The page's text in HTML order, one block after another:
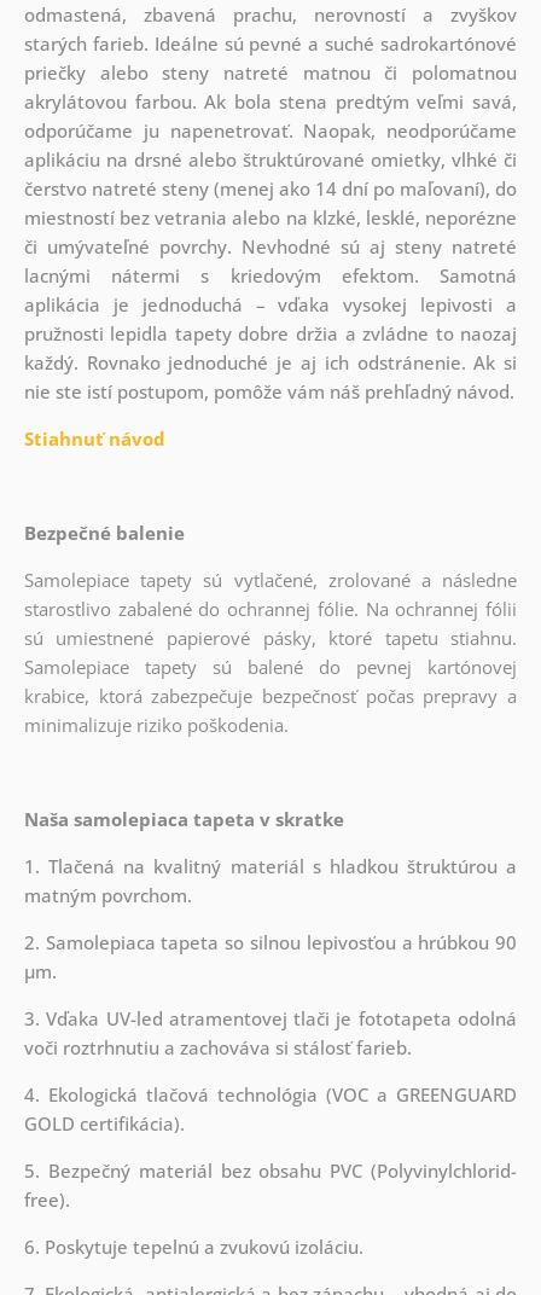
odmastená, zbavená prachu, nerovností a zvyškov
starých farieb. Ideálne sú pevné a suché sadrokartónové
priečky alebo steny natreté matnou či polomatnou
akrylátovou farbou. Ak bola stena predtým veľmi savá,
odporúčame ju napenetrovať. Naopak, neodporúčame
aplikáciu na drsné alebo štruktúrované omietky, vlhké či
čerstvo natreté steny (menej ako 14 dní po maľovaní), do
miestností bez vetrania alebo na klzké, lesklé, neporézne
či umývateľné povrchy. Nevhodné sú aj steny natreté
lacnými nátermi s kriedovým efektom. Samotná
aplikácia je jednoduchá – vďaka vysokej lepivosti a
pružnosti lepidla tapety dobre držia a zvládne to naozaj
každý. Rovnako jednoduché je aj ich odstránenie. Ak si
nie ste istí postupom, pomôže vám náš prehľadný návod.
Stiahnuť návod
Bezpečné balenie
Samolepiace tapety sú vytlačené, zrolované a následne
starostlivo zabalené do ochrannej fólie. Na ochrannej fólii
sú umiestnené papierové pásky, ktoré tapetu stiahnu.
Samolepiace tapety sú balené do pevnej kartónovej
krabice, ktorá zabezpečuje bezpečnosť počas prepravy a
minimalizuje riziko poškodenia.
Naša samolepiaca tapeta v skratke
1. Tlačená na kvalitný materiál s hladkou štruktúrou a
matným povrchom.
2. Samolepiaca tapeta so silnou lepivosťou a hrúbkou 90
µm.
3. Vďaka UV-led atramentovej tlači je fototapeta odolná
voči roztrhnutiu a zachováva si stálosť farieb.
4. Ekologická tlačová technológia (VOC a GREENGUARD
GOLD certifikácia).
5. Bezpečný materiál bez obsahu PVC (Polyvinylchlorid-
free).
6. Poskytuje tepelnú a zvukovú izoláciu.